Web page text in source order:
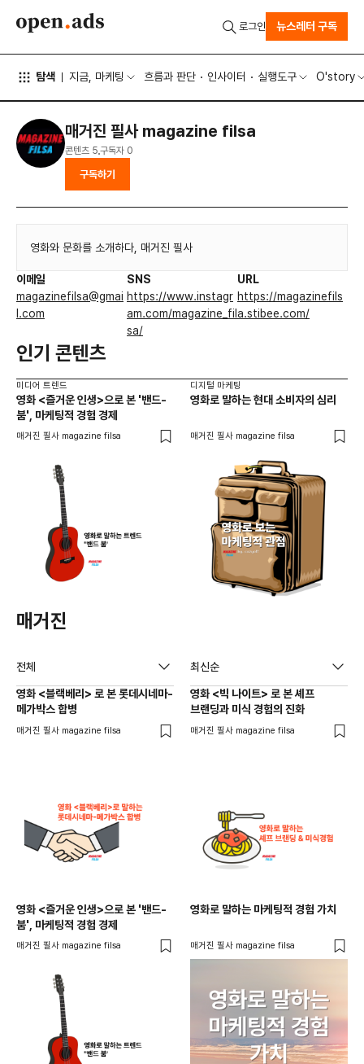
탐색 지금, 마케팅 흐름과 판단 인사이터 실행도구 O'story
로그인 뉴스레터 구독
매거진 필사 magazine filsa
콘텐츠 5 구독자 0
구독하기
영화와 문화를 소개하다, 매거진 필사
이메일
magazinefilsa@gmai
l.com
SNS
https://www.instagr
am.com/magazine_fil
sa/
URL
https://magazinefils
a.stibee.com/
인기 콘텐츠
미디어 트렌드
영화 <즐거운 인생>으로 본 '밴드-
붐', 마케팅적 경험 경제
매거진 필사 magazine filsa
디지털 마케팅
영화로 말하는 현대 소비자의 심리
매거진 필사 magazine filsa
매거진
전체 최신순
영화 <블랙베리> 로 본 롯데시네마-
메가박스 합병
매거진 필사 magazine filsa
영화 <빅 나이트> 로 본 셰프
브랜딩과 미식 경험의 진화
매거진 필사 magazine filsa
영화 <즐거운 인생>으로 본 '밴드-
붐', 마케팅적 경험 경제
매거진 필사 magazine filsa
영화로 말하는 마케팅적 경험 가치
매거진 필사 magazine filsa